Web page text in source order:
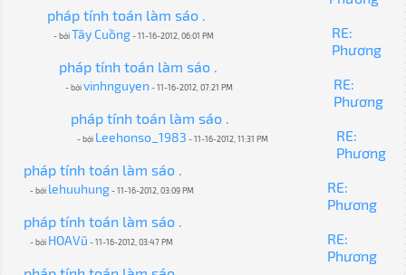
pháp tính toán làm sáo .
- bởiTây Cuồng- 11-16-2012, 06:01 PM
RE:
Phương
pháp tính toán làm sáo .
- bởivinhnguyen - 11-16-2012, 07:21 PM
RE:
Phương
pháp tính toán làm sáo .
- bởi Leehonso_1983 - 11-16-2012, 11:31 PM
RE:
Phương
pháp tính toán làm sáo .
- bởi lehuuhung- 11-16-2012, 03:09 PM
RE:
Phương
pháp tính toán làm sáo .
- bởi HOAVũ - 11-16-2012, 03:47 PM
RE:
Phương